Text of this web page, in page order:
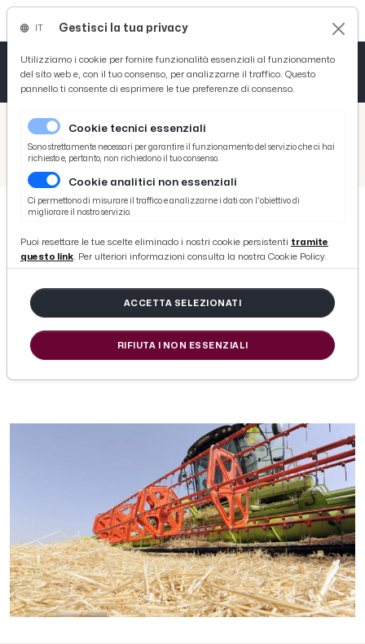
/ Picenotime
/ News
Offida, brutto incidente con la mietitrebbia per un 50enne. Non è in pericolo di vita
Offida, brutto incidente con la
mietitrebbia per un 50enne. Non è
in pericolo di vita
di Redazione Picenotime
Gestisci la tua privacy
Utilizziamo i cookie per fornire funzionalità essenziali al funzionamento
del sito web e, con il tuo consenso, per analizzarne il traffico. Questo
pannello ti consente di esprimere le tue preferenze di consenso.
Cookie tecnici essenziali
Sono strettamente necessari per garantire il funzionamento del servizio che ci hai
richiesto e, pertanto, non richiedono il tuo consenso.
Cookie analitici non essenziali
Ci permettono di misurare il traffico e analizzarne i dati con l'obiettivo di
migliorare il nostro servizio.
Puoi resettare le tue scelte eliminado i nostri cookie persistenti tramite
questo link. Per ulteriori informazioni consulta la nostra Cookie Policy.
ACCETTA SELEZIONATI
RIFIUTA I NON ESSENZIALI
Tutto News
Tutto Sport
Basket
Ciclismo
Tutto Curiosità